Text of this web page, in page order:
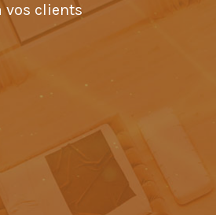
vos clients